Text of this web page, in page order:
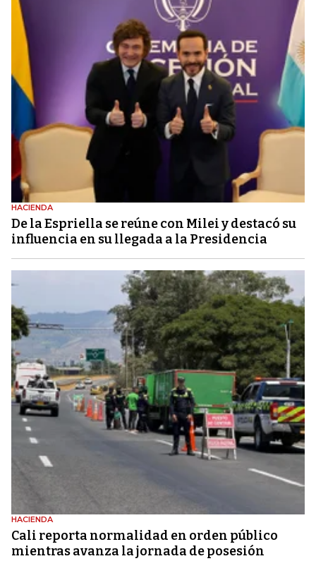
HACIENDA
De la Espriella se reúne con Milei y destacó su
influencia en su llegada a la Presidencia
HACIENDA
Cali reporta normalidad en orden público
mientras avanza la jornada de posesión